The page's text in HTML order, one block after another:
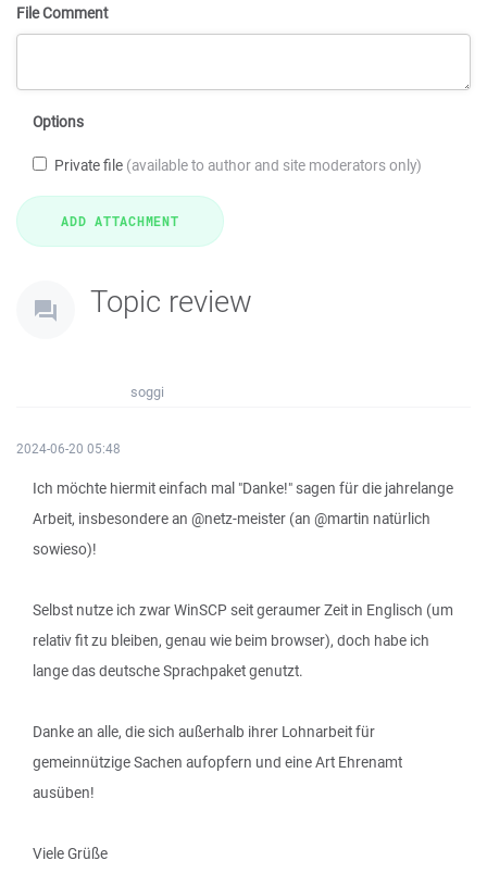
File Comment
Options
Private file (available to author and site moderators only)
Topic review
soggi
2024-06-20 05:48
Ich möchte hiermit einfach mal "Danke!" sagen für die jahrelange
Arbeit, insbesondere an @netz-meister (an @martin natürlich
sowieso)!
Selbst nutze ich zwar WinSCP seit geraumer Zeit in Englisch (um
relativ fit zu bleiben, genau wie beim browser), doch habe ich
lange das deutsche Sprachpaket genutzt.
Danke an alle, die sich außerhalb ihrer Lohnarbeit für
gemeinnützige Sachen aufopfern und eine Art Ehrenamt
ausüben!
Viele Grüße